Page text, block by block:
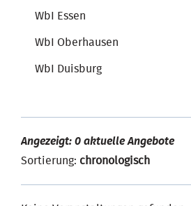
WbI Essen
WbI Oberhausen
WbI Duisburg
Angezeigt: 0 aktuelle Angebote
Sortierung: chronologisch